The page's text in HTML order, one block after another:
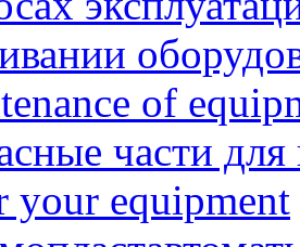
of
части для
your equipment